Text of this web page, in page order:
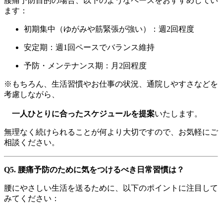
ます：
初期集中（ゆがみや筋緊張が強い）：週2回程度
安定期：週1回ペースでバランス維持
予防・メンテナンス期：月2回程度
※もちろん、生活習慣やお仕事の状況、通院しやすさなどを
考慮しながら、
一人ひとりに合ったスケジュールを提案いたします。
無理なく続けられることが何より大切ですので、お気軽にご
相談ください。
Q5. 腰痛予防のために気をつけるべき日常習慣は？
腰にやさしい生活を送るために、以下のポイントに注目して
みてください：